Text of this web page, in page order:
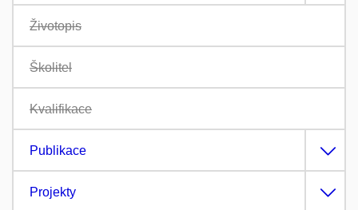
Životopis
Školitel
Kvalifikace
Publikace
Projekty